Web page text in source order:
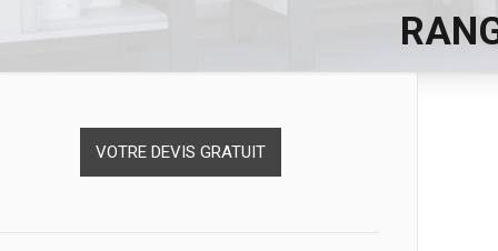
VOTRE DEVIS GRATUIT